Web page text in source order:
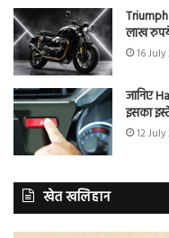
लाख
16 July
जानिए
इसका
12 July
खेत खलिहान